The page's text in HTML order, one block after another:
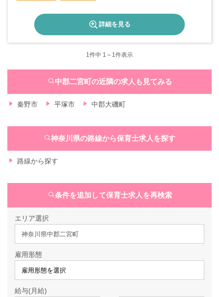
詳細を見る
1件中 1～1件表示
中郡二宮町の近隣の求人も見てみる
秦野市 平塚市 中郡大磯町
神奈川県の路線から保育士求人を探す
路線から探す
条件を追加して保育士求人を再検索
エリア選択
神奈川県中郡二宮町
雇用形態
給与(月給)